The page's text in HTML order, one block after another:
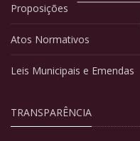
Proposições
Atos Normativos
Leis Municipais e Emendas
TRANSPARÊNCIA